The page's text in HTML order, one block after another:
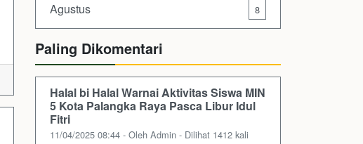
Agustus 8
Paling Dikomentari
Halal bi Halal Warnai Aktivitas Siswa MIN
5 Kota Palangka Raya Pasca Libur Idul
Fitri
11/04/2025 08:44 - Oleh Admin - Dilihat 1412 kali